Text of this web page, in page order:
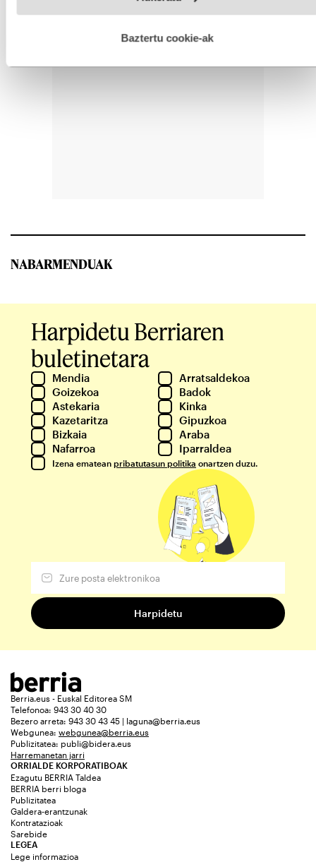
esplizitua ematen diguzu.Gehiago irakurri
Baztertu cookie-ak
NABARMENDUAK
Harpidetu Berriaren
buletinetara
Mendia
Arratsaldekoa
Goizekoa
Badok
Astekaria
Kinka
Kazetaritza
Gipuzkoa
Bizkaia
Araba
Nafarroa
Iparraldea
Izena ematean pribatutasun politika onartzen duzu.
Berria.eus - Euskal Editorea SM
Telefonoa: 943 30 40 30
Bezero arreta: 943 30 43 45 | laguna@berria.eus
Webgunea: webgunea@berria.eus
Publizitatea: publi@bidera.eus
Harremanetan jarri
ORRIALDE KORPORATIBOAK
Ezagutu BERRIA Taldea
BERRIA berri bloga
Publizitatea
Galdera-erantzunak
Kontratazioak
Sarebide
LEGEA
Lege informazioa